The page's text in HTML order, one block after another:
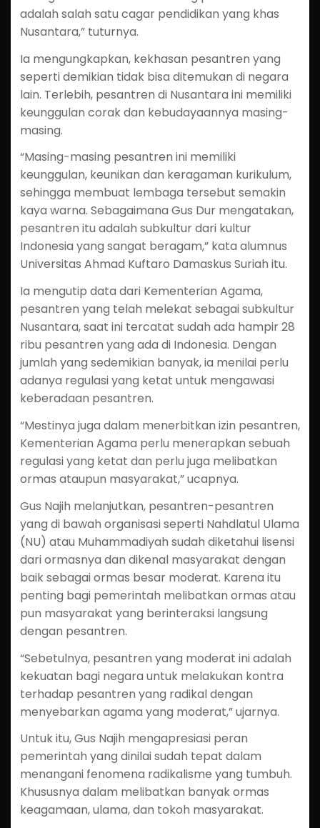
adalah salah satu cagar pendidikan yang khas
Nusantara,” tuturnya.
Ia mengungkapkan, kekhasan pesantren yang
seperti demikian tidak bisa ditemukan di negara
lain. Terlebih, pesantren di Nusantara ini memiliki
keunggulan corak dan kebudayaannya masing-
masing.
“Masing-masing pesantren ini memiliki
keunggulan, keunikan dan keragaman kurikulum,
sehingga membuat lembaga tersebut semakin
kaya warna. Sebagaimana Gus Dur mengatakan,
pesantren itu adalah subkultur dari kultur
Indonesia yang sangat beragam,” kata alumnus
Universitas Ahmad Kuftaro Damaskus Suriah itu.
Ia mengutip data dari Kementerian Agama,
pesantren yang telah melekat sebagai subkultur
Nusantara, saat ini tercatat sudah ada hampir 28
ribu pesantren yang ada di Indonesia. Dengan
jumlah yang sedemikian banyak, ia menilai perlu
adanya regulasi yang ketat untuk mengawasi
keberadaan pesantren.
“Mestinya juga dalam menerbitkan izin pesantren,
Kementerian Agama perlu menerapkan sebuah
regulasi yang ketat dan perlu juga melibatkan
ormas ataupun masyarakat,” ucapnya.
Gus Najih melanjutkan, pesantren-pesantren
yang di bawah organisasi seperti Nahdlatul Ulama
(NU) atau Muhammadiyah sudah diketahui lisensi
dari ormasnya dan dikenal masyarakat dengan
baik sebagai ormas besar moderat. Karena itu
penting bagi pemerintah melibatkan ormas atau
pun masyarakat yang berinteraksi langsung
dengan pesantren.
“Sebetulnya, pesantren yang moderat ini adalah
kekuatan bagi negara untuk melakukan kontra
terhadap pesantren yang radikal dengan
menyebarkan agama yang moderat,” ujarnya.
Untuk itu, Gus Najih mengapresiasi peran
pemerintah yang dinilai sudah tepat dalam
menangani fenomena radikalisme yang tumbuh.
Khususnya dalam melibatkan banyak ormas
keagamaan, ulama, dan tokoh masyarakat.